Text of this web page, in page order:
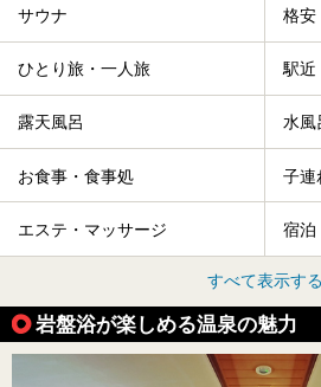
サウナ 格安
ひとり旅・一人旅 駅近
露天風呂 水風
お食事・食事処 子連
エステ・マッサージ 宿泊
すべて表示する
岩盤浴が楽しめる温泉の魅力